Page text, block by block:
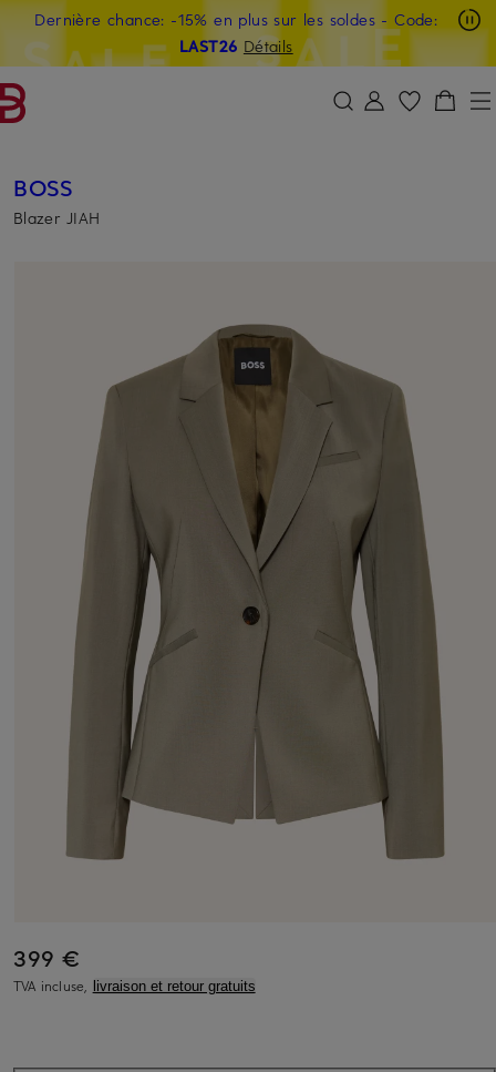
PASSER AU CONTENU PRINCIPAL PASSER AU CHAMP DE
Dernière chance: -15% en plus sur les soldes - Code:
LAST26 Détails
BOSS
Blazer JIAH
399 €
TVA incluse, livraison et retour gratuits